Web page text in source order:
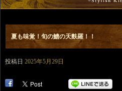
夏も味覚！旬の鱧の天麩羅！！
投稿日 2025年5月29日